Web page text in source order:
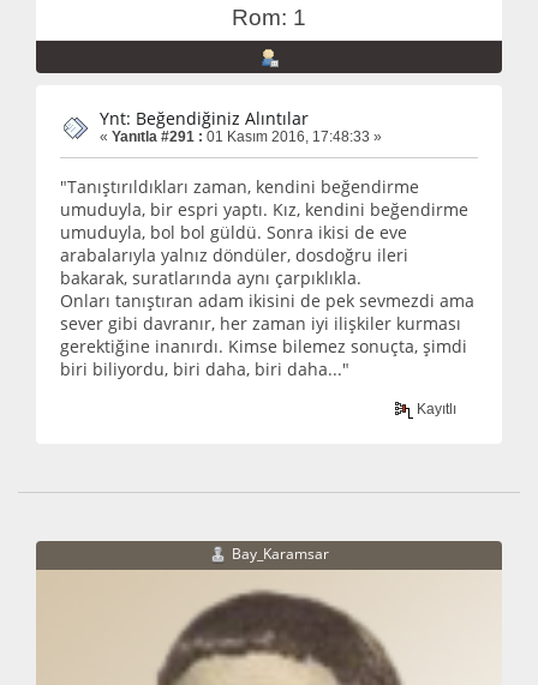
Rom: 1
Ynt: Beğendiğiniz Alıntılar
« Yanıtla #291 : 01 Kasım 2016, 17:48:33 »
"Tanıştırıldıkları zaman, kendini beğendirme
umuduyla, bir espri yaptı. Kız, kendini beğendirme
umuduyla, bol bol güldü. Sonra ikisi de eve
arabalarıyla yalnız döndüler, dosdoğru ileri
bakarak, suratlarında aynı çarpıklıkla.
Onları tanıştıran adam ikisini de pek sevmezdi ama
sever gibi davranır, her zaman iyi ilişkiler kurması
gerektiğine inanırdı. Kimse bilemez sonuçta, şimdi
biri biliyordu, biri daha, biri daha..."
Kayıtlı
Bay_Karamsar